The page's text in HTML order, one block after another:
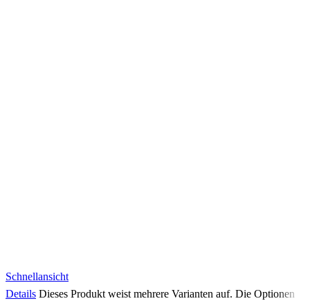
Schnellansicht
Details Dieses Produkt weist mehrere Varianten auf. Die Optionen